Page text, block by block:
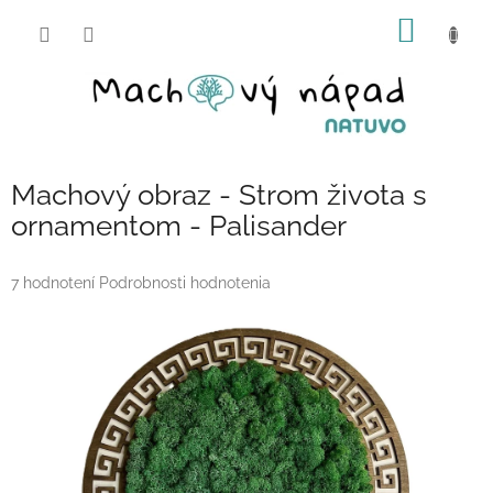
Machový obraz - Strom života s
ornamentom - Palisander
Priemerné
7 hodnotení Podrobnosti hodnotenia